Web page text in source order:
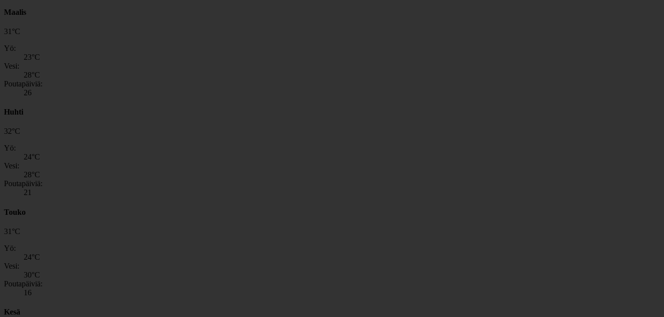
Maalis
31 °C
Yö:
23°C
Vesi:
28°C
Poutapäiviä:
26
Huhti
32°C
Yö:
24°C
Vesi:
28°C
Poutapäiviä:
21
Touko
31 °C
Yö:
24°C
Vesi:
30°C
Poutapäiviä:
16
Kesä